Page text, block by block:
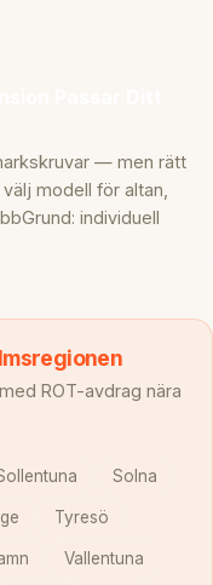
— men rätt
modell för altan,
individuell
ROT-avdrag nära
Solna
Tyresö
Vallentuna